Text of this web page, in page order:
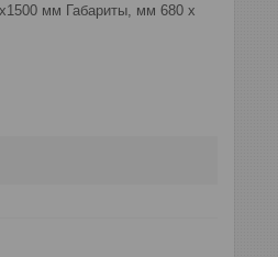
мм Габариты, мм 680 х